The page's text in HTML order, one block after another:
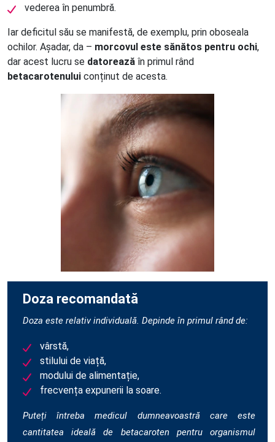
vederea în penumbră.
Iar deficitul său se manifestă, de exemplu, prin oboseala
ochilor. Așadar, da – morcovul este sănătos pentru ochi,
dar acest lucru se datorează în primul rând
betacarotenului conținut de acesta.
Doza recomandată
Doza este relativ individuală. Depinde în primul rând de:
vârstă,
stilului de viață,
modului de alimentație,
frecvența expunerii la soare.
Puteți întreba medicul dumneavoastră care este
cantitatea ideală de betacaroten pentru organismul